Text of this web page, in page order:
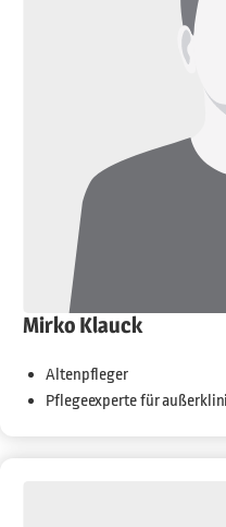
Mirko Klauck
Altenpfleger
Pflegeexperte für